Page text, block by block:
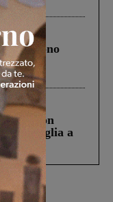
morirono
il
tir....
la figlia a